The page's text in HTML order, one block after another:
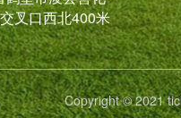
叉口西北400米
Copyright © 2021